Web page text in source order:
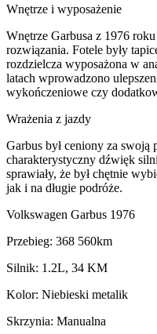
Wnętrze i wyposażenie
Wnętrze Garbusa z 1976
rozwiązania. Fotele były
rozdzielcza wyposażona w
latach wprowadzono
wykończeniowe czy
Wrażenia z jazdy
Garbus był ceniony za swoją
charakterystyczny dźwięk
sprawiały, że był chętnie
jak i na długie podróże.
Volkswagen Garbus 1976
Przebieg: 368 560km
Silnik: 1.2L, 34 KM
Kolor: Niebieski metalik
Skrzynia: Manualna